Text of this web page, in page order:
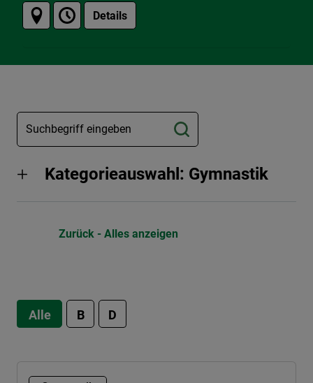
Details
Kategorieauswahl: Gymnastik
Zurück - Alles anzeigen
Alle B D